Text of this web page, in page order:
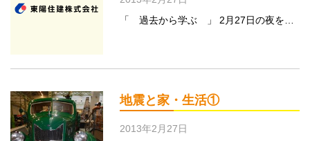
「 過去から学ぶ 」 2月27日の夜を…
地震と家・生活①
2013年2月27日